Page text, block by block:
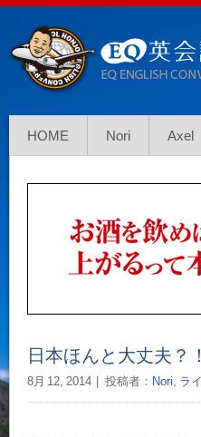
HOME Nori Axel
日本ほんと大丈夫？！
8月 12, 2014 投稿者： Nori, ラ